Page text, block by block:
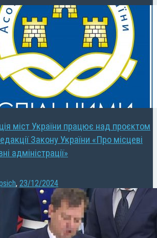
міст України працює над проєктом
Закону України «Про місцеві
адміністрації»
, 23/12/2024